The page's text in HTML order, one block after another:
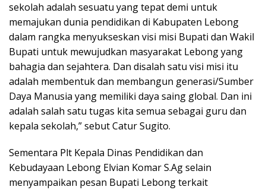
sekolah adalah sesuatu yang tepat demi untuk
memajukan dunia pendidikan di Kabupaten Lebong
dalam rangka menyukseskan visi misi Bupati dan Wakil
Bupati untuk mewujudkan masyarakat Lebong yang
bahagia dan sejahtera. Dan disalah satu visi misi itu
adalah membentuk dan membangun generasi/Sumber
Daya Manusia yang memiliki daya saing global. Dan ini
adalah salah satu tugas kita semua sebagai guru dan
kepala sekolah,” sebut Catur Sugito.
Sementara Plt Kepala Dinas Pendidikan dan
Kebudayaan Lebong Elvian Komar S.Ag selain
menyampaikan pesan Bupati Lebong terkait